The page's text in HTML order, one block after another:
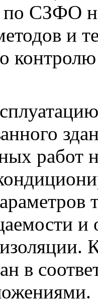
по СЗФО
и
контролю
работ
и
в